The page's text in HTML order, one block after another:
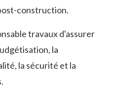
construction.
travaux d'assurer
la
la sécurité et la